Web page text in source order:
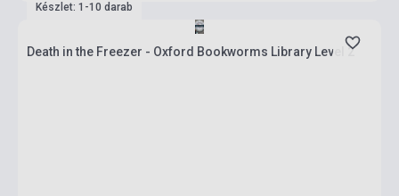
Készlet: 1-10 darab
Death in the Freezer - Oxford Bookworms Library Level 2